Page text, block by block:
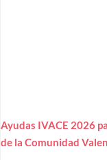
Ayudas IVACE 2026
de la Comunidad